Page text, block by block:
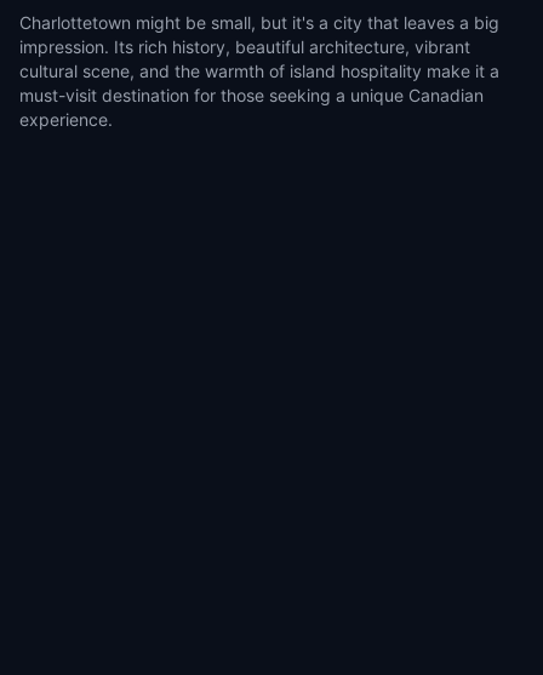
Charlottetown might be small, but it's a city that leaves a big
impression. Its rich history, beautiful architecture, vibrant
cultural scene, and the warmth of island hospitality make it a
must-visit destination for those seeking a unique Canadian
experience.